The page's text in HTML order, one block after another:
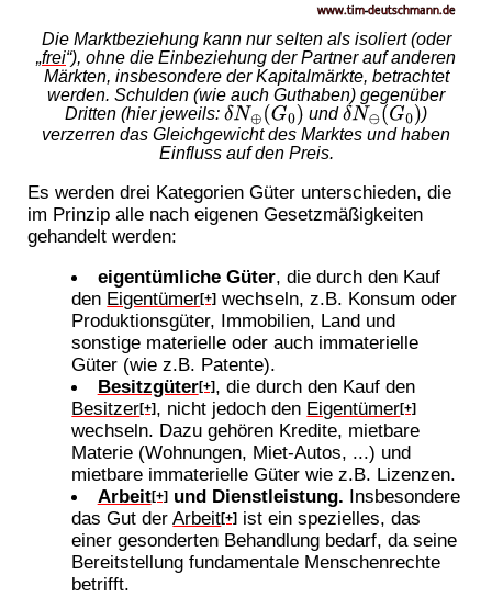
Die Marktbeziehung kann nur selten als isoliert (oder
„frei“), ohne die Einbeziehung der Partner auf anderen
Märkten, insbesondere der Kapitalmärkte, betrachtet
werden. Schulden (wie auch Guthaben) gegenüber
Dritten (hier jeweils:δN⊕(G0) undδN⊖(G0) )
verzerren das Gleichgewicht des Marktes und haben
Einfluss auf den Preis.
Es werden drei Kategorien Güter unterschieden, die
im Prinzip alle nach eigenen Gesetzmäßigkeiten
gehandelt werden:
eigentümliche Güter, die durch den Kauf
den Eigentümer[+] wechseln, z.B. Konsum oder
Produktionsgüter, Immobilien, Land und
sonstige materielle oder auch immaterielle
Güter (wie z.B. Patente).
Besitzgüter[+], die durch den Kauf den
Besitzer[+] , nicht jedoch den Eigentümer[+]
wechseln. Dazu gehören Kredite, mietbare
Materie (Wohnungen, Miet-Autos, ...) und
mietbare immaterielle Güter wie z.B. Lizenzen.
Arbeit[+]und Dienstleistung. Insbesondere
das Gut derArbeit[+] ist ein spezielles, das
einer gesonderten Behandlung bedarf, da seine
Bereitstellung fundamentale Menschenrechte
betrifft.